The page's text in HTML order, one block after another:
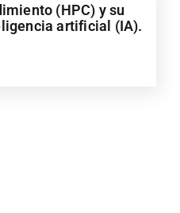
(HPC) y su
artificial (IA).